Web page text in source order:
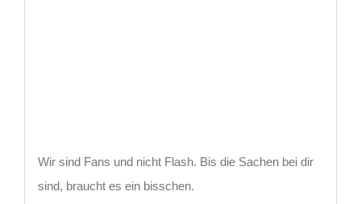
Wir sind Fans und nicht Flash. Bis die Sachen bei dir
sind, braucht es ein bisschen.